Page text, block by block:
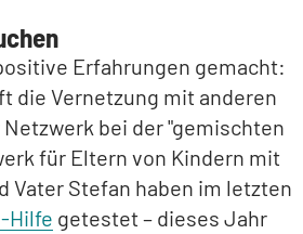
Erfahrungen gemacht:
die Vernetzung mit anderen
bei der "gemischten
für Eltern von Kindern mit
Vater Stefan haben im letzten
Hilfe getestet – dieses Jahr